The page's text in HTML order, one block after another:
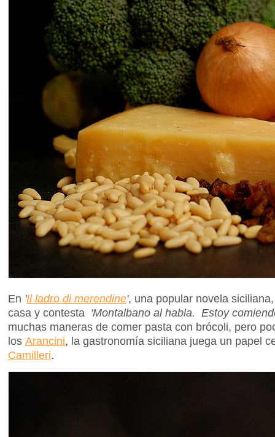
En 'Il ladro di merendine', una popular novela
casa y contesta 'Montalbano al habla. Estoy
muchas maneras de comer pasta con brócoli, pero
los Arancini, la gastronomía siciliana juega un papel
Camilleri.